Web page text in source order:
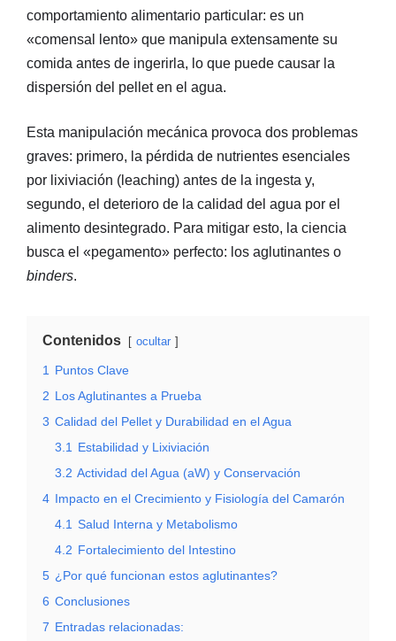
comportamiento alimentario particular: es un
«comensal lento» que manipula extensamente su
comida antes de ingerirla, lo que puede causar la
dispersión del pellet en el agua.
Esta manipulación mecánica provoca dos problemas
graves: primero, la pérdida de nutrientes esenciales
por lixiviación (leaching) antes de la ingesta y,
segundo, el deterioro de la calidad del agua por el
alimento desintegrado. Para mitigar esto, la ciencia
busca el «pegamento» perfecto: los aglutinantes o
binders.
Contenidos ocultar
1
Puntos Clave
2 Los Aglutinantes a Prueba
3 Calidad del Pellet y Durabilidad en el Agua
3.1
Estabilidad y Lixiviación
3.2 Actividad del Agua (aW) y Conservación
4 Impacto en el Crecimiento y Fisiología del Camarón
4.1 Salud Interna y Metabolismo
4.2 Fortalecimiento del Intestino
5 ¿Por qué funcionan estos aglutinantes?
6 Conclusiones
7 Entradas relacionadas: